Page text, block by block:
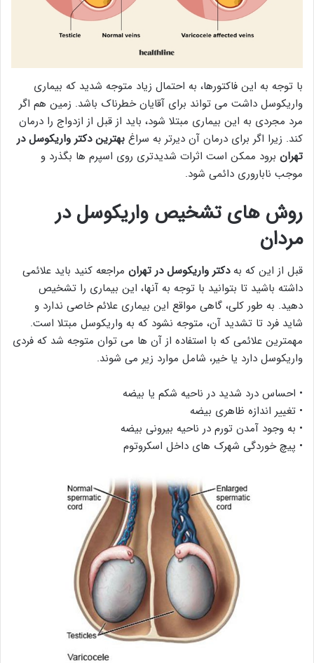
با توجه به این فاکتورها، به احتمال زیاد متوجه شدید که بیماری
واریکوسل داشت می تواند برای آقایان خطرناک باشد. زمین هم اگر
مرد مجردی به این بیماری مبتلا شود، باید از قبل از ازدواج را درمان
کند. زیرا اگر برای درمان آن دیرتر به سراغ بهترین دکتر واریکوسل در
تهران برود ممکن است اثرات شدیدتری روی اسپرم ها بگذرد و
موجب ناباروری دائمی شود.
روش های تشخیص واریکوسل در
مردان
قبل از این که بهدکتر واریکوسل در تهران مراجعه کنید باید علائمی
داشته باشید تا بتوانید با توجه به آنها، این بیماری را تشخیص
دهید. به طور کلی، گاهی مواقع این بیماری علائم خاصی ندارد و
شاید فرد تا تشدید آن، متوجه نشود که به واریکوسل مبتلا است.
مهمترین علائمی که با استفاده از آن ها می توان متوجه شد که فردی
واریکوسل دارد یا خیر، شامل موارد زیر می شوند.
• احساس درد شدید در ناحیه شکم یا بیضه
• تغییر اندازه ظاهری بیضه
• به وجود آمدن تورم در ناحیه بیرونی بیضه
• پیچ خوردگی شهرک های داخل اسکروتوم